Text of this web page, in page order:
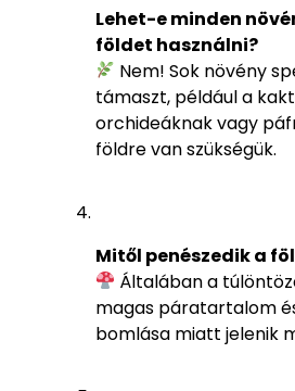
Lehet-e minden
földet használni?
Nem! Sok növény
támaszt, például a
orchideáknak vagy
földre van szükségük.
Mitől penészedik a
Általában a
magas páratartalom
bomlása miatt jelenik